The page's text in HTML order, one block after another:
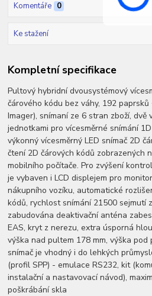
Komentáře 0
Ke stažení
Kompletní specifikace
Pultový hybridní dvousystémový
čárového kódu bez váhy, 192 paprsků
Imager), snímaní ze 6 stran zboží,
jednotkami pro vícesměrné snímání
výkonný vícesměrný LED snímač 2D
čtení 2D čárových kódů zobrazených
mobilního počítače. Pro zvýšení
je vybaven i LCD displejem pro
nákupního vozíku, automatické
kódů, rychlost snímání 21500 sejmutí
zabudována deaktivační anténa
EAS, kryt z nerezu, extra úsporná
výška nad pultem 178 mm, výška pod
snímač je vhodný i do lehkých
(profil SPP) - emulace RS232, kit
instalační a nastavovací návod),
poškrábání skla